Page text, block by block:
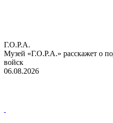
Г.О.Р.А.
Музей «Г.О.Р.А.» расскажет о
войск
06.08.2026